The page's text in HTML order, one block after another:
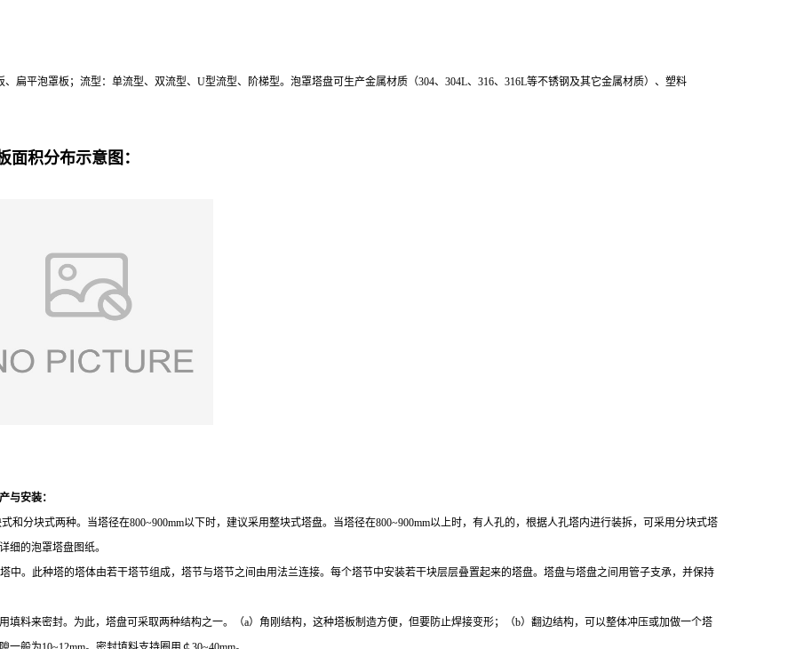
平泡罩板；流型：单流型、双流型、U型流型、阶梯型。泡罩塔盘可生产金属材质（304、304L、316、316L等不锈钢及其它金属材质）、塑料
面积分布示意图：
与安装：
和分块式两种。当塔径在800~900mm以下时，建议采用整块式塔盘。当塔径在800~900mm以上时，有人孔的，根据人孔塔内进行装拆，可采用分块式塔
细的泡罩塔盘图纸。
中。此种塔的塔体由若干塔节组成，塔节与塔节之间由用法兰连接。每个塔节中安装若干块层层叠置起来的塔盘。塔盘与塔盘之间用管子支承，并保持
填料来密封。为此，塔盘可采取两种结构之一。（a）角刚结构，这种塔板制造方便，但要防止焊接变形；（b）翻边结构，可以整体冲压或加做一个塔